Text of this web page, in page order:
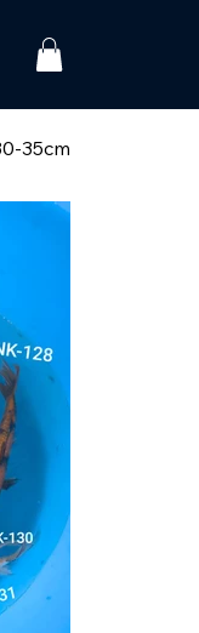
35cm